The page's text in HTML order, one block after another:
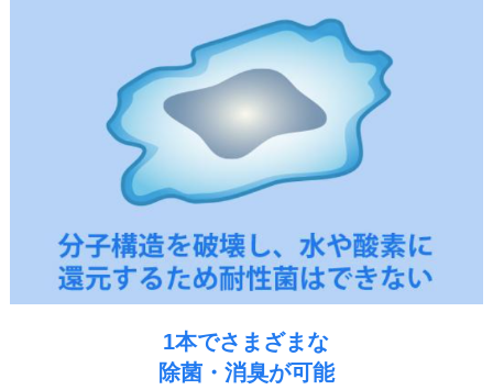
1本でさまざまな
除菌・消臭が可能